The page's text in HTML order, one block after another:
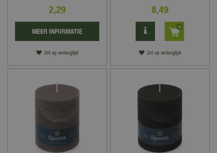
2,29
Zet op verlanglijst
MEER INFORMATIE
8,49
Zet op verlanglijst